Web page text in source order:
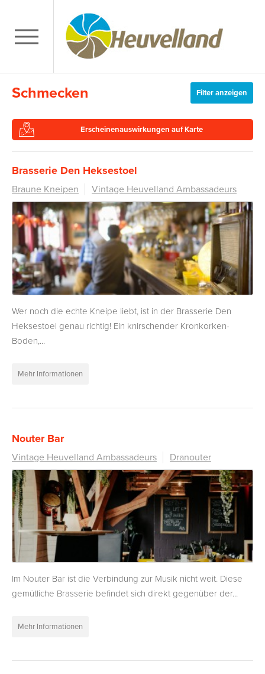
Schmecken
Erscheinenauswirkungen auf Karte
Filter anzeigen
Brasserie Den Heksestoel
Braune Kneipen Vintage Heuvelland Ambassadeurs
Wer noch die echte Kneipe liebt, ist in der Brasserie Den
Heksestoel genau richtig! Ein knirschender Kronkorken-
Boden,...
Mehr Informationen
Nouter Bar
Vintage Heuvelland Ambassadeurs Dranouter
Im Nouter Bar ist die Verbindung zur Musik nicht weit. Diese
gemütliche Brasserie befindet sich direkt gegenüber der...
Mehr Informationen